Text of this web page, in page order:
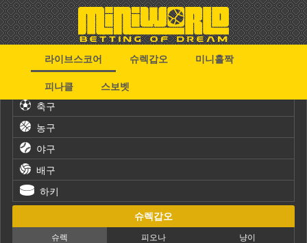
라이브스코어 슈렉갑오
미니홀짝
피나클
스보벳
축구
농구
야구
배구
하키
슈렉갑오
슈렉 피오나 냥이